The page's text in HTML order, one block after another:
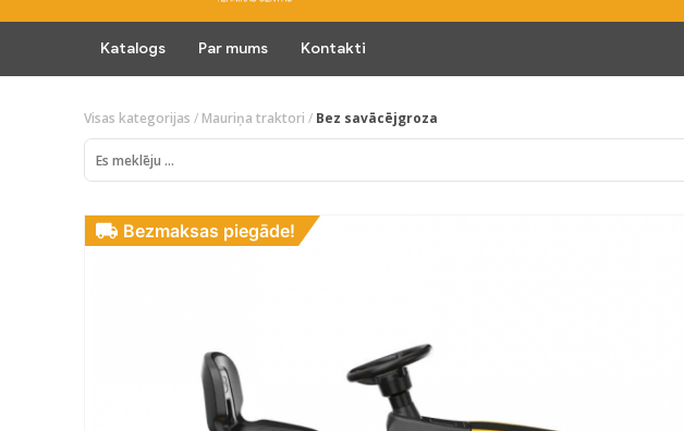
Katalogs Par mums Kontakti
Visas kategorijas / Mauriņa traktori / Bez savācējgroza
Bezmaksas piegāde!